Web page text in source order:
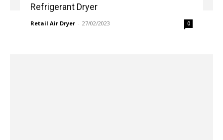
Refrigerant Dryer
Retail Air Dryer - 27/02/2023 0